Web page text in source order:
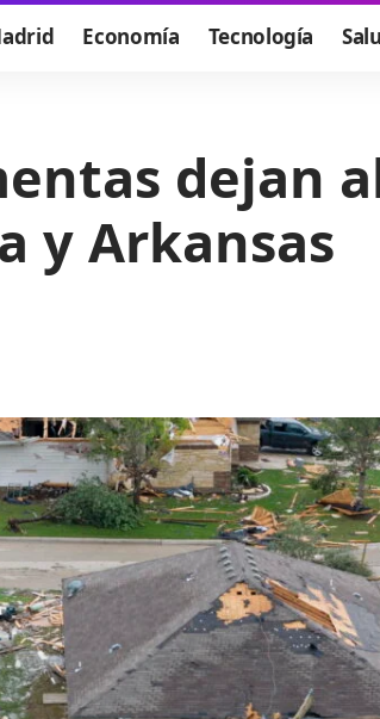
Economía Tecnología
dejan
y Arkansas